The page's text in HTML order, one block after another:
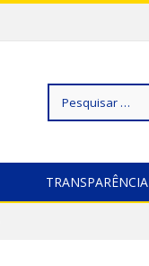
Pesquisar
TRANSPARÊNCIA